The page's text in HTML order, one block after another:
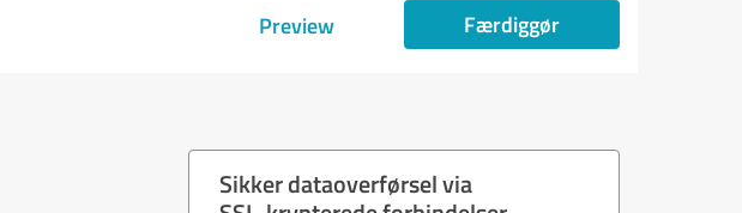
Preview Færdiggør
Sikker dataoverførsel via